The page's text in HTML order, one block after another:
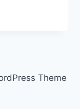
Theme